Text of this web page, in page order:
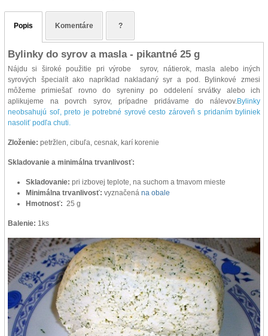
Popis Komentáre ?
Bylinky do syrov a masla - pikantné 25 g
Nájdu si široké použitie pri výrobe syrov, nátierok, masla alebo iných
syrových špecialít ako napríklad nakladaný syr a pod. Bylinkové zmesi
môžeme primiešať rovno do syreniny po oddelení srvátky alebo ich
aplikujeme na povrch syrov, prípadne pridávame do nálevov.Bylinky
neobsahujú soľ, preto je potrebné syrové cesto zároveň s pridaním byliniek
nasoliť podľa chuti.
Zloženie: petržlen, cibuľa, cesnak, karí korenie
Skladovanie a minimálna trvanlivosť:
Skladovanie: pri izbovej teplote, na suchom a tmavom mieste
Minimálna trvanlivosť: vyznačená na obale
Hmotnosť: 25 g
Balenie: 1ks